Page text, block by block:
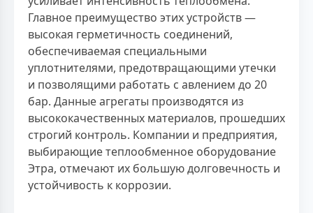
Главное преимущество этих устройств —
высокая герметичность соединений,
обеспечиваемая специальными
уплотнителями, предотвращающими утечки
и позволящими работать с авлением до 20
бар. Данные агрегаты производятся из
высококачественных материалов, прошедших
строгий контроль. Компании и предприятия,
выбирающие теплообменное оборудование
Этра, отмечают их большую долговечность и
устойчивость к коррозии.